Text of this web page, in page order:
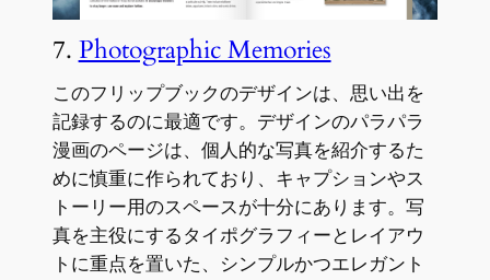
7. Photographic Memories
このフリップブックのデザインは、思い出を
記録するのに最適です。デザインのパラパラ
漫画のページは、個人的な写真を紹介するた
めに慎重に作られており、キャプションやス
トーリー用のスペースが十分にあります。写
真を主役にするタイポグラフィーとレイアウ
トに重点を置いた、シンプルかつエレガント